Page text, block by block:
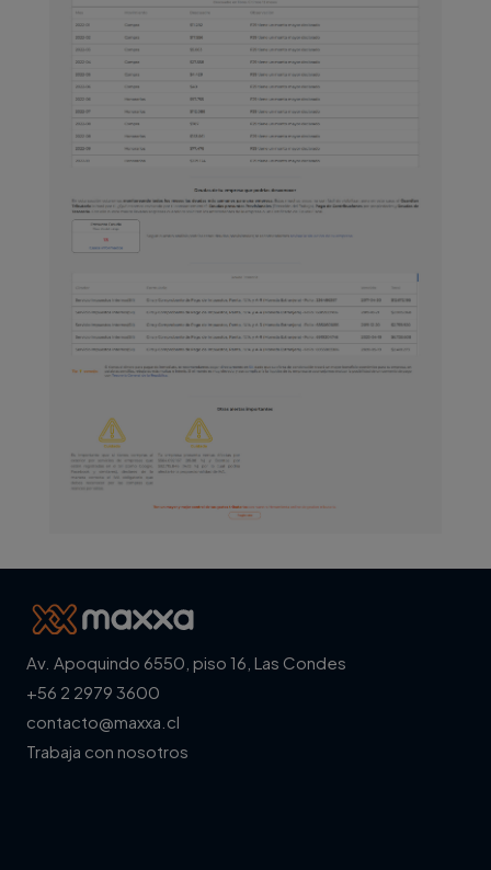
Av. Apoquindo 6550, piso 16, Las Condes
+56 2 2979 3600
contacto@maxxa.cl
Trabaja con nosotros